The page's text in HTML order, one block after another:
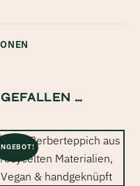
…